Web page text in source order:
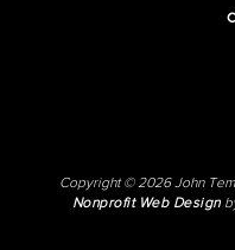
Copyright © 2026 John
Nonprofit Web Design